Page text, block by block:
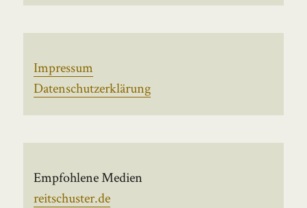
Impressum
Datenschutzerklärung
Empfohlene Medien
reitschuster.de